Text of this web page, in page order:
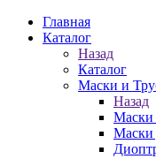
Главная
Каталог
Назад
Каталог
Маски и
Назад
Маски
Маски